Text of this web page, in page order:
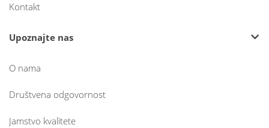
Kontakt
Upoznajte nas
O nama
Društvena odgovornost
Jamstvo kvalitete